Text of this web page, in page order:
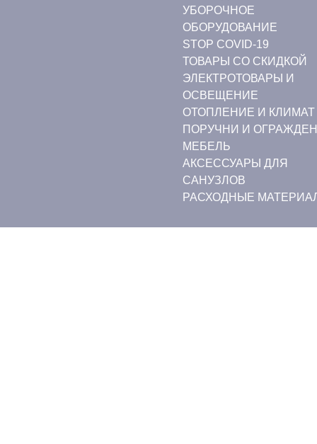
УБОРОЧНОЕ
ОБОРУДОВАНИЕ
STOP COVID-19
ТОВАРЫ СО СКИДКОЙ
ЭЛЕКТРОТОВАРЫ И
ОСВЕЩЕНИЕ
ОТОПЛЕНИЕ И КЛИМАТ
ПОРУЧНИ И
МЕБЕЛЬ
АКСЕССУАРЫ ДЛЯ
САНУЗЛОВ
РАСХОДНЫЕ